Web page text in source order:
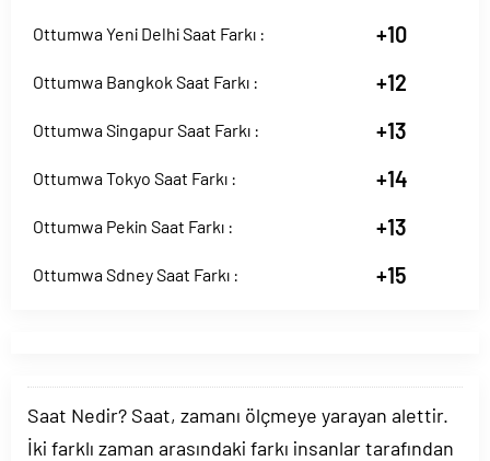
Ottumwa Yeni Delhi Saat Farkı : +10
Ottumwa Bangkok Saat Farkı : +12
Ottumwa Singapur Saat Farkı : +13
Ottumwa Tokyo Saat Farkı : +14
Ottumwa Pekin Saat Farkı : +13
Ottumwa Sdney Saat Farkı : +15
Saat Nedir? Saat, zamanı ölçmeye yarayan alettir.
İki farklı zaman arasındaki farkı insanlar tarafından